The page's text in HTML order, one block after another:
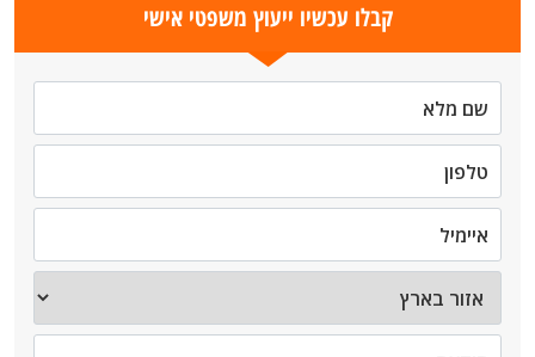
קבלו עכשיו ייעוץ משפטי אישי